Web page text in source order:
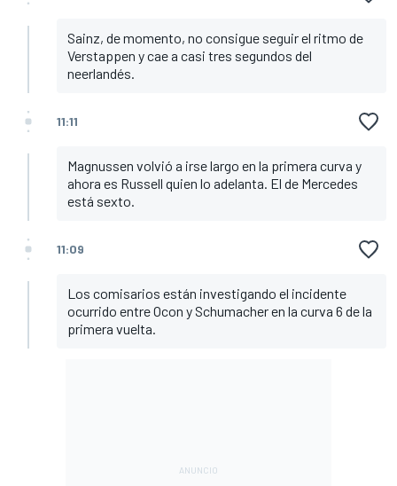
Sainz, de momento, no consigue seguir el ritmo de
Verstappen y cae a casi tres segundos del
neerlandés.
11:11
Magnussen volvió a irse largo en la primera curva y
ahora es Russell quien lo adelanta. El de Mercedes
está sexto.
11:09
Los comisarios están investigando el incidente
ocurrido entre Ocon y Schumacher en la curva 6 de la
primera vuelta.